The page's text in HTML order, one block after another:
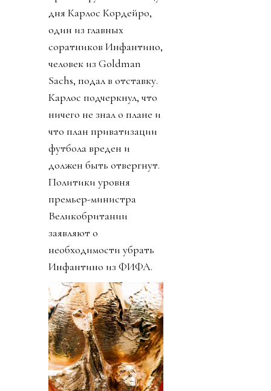
дня Карлос Кордейро,
один из главных
соратников Инфантино,
человек из Goldman
Sachs, подал в отставку.
Карлос подчеркнул, что
ничего не знал о плане и
что план приватизации
футбола вреден и
должен быть отвергнут.
Политики уровня
премьер-министра
Великобритании
заявляют о
необходимости убрать
Инфантино из ФИФА.